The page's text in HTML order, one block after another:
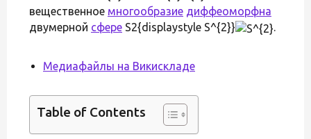
вещественное многообразие диффеоморфна
двумерной сфере S2{displaystyle S^{2}} .
Медиафайлы на Викискладе
Table of Contents